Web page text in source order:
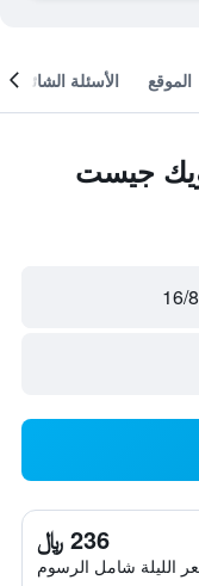
الموقع الأسئلة الشائعة
جيست
236 ﷼
الليلة شامل الرسوم